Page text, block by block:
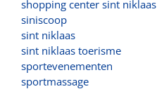
shopping center sint niklaas
siniscoop
sint niklaas
sint niklaas toerisme
sportevenementen
sportmassage